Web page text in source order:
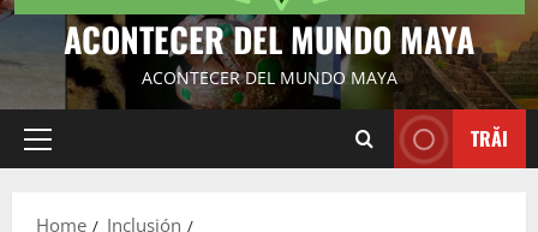
ACONTECER DEL MUNDO MAYA
ACONTECER DEL MUNDO MAYA
Primary
TRĂI
Home
Inclusión